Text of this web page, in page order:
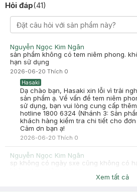
2025-08-12
Mình pass chai nguyên seal do săn
không chín không tám chín năm bảy
Hasaki xin chào! Hasaki cảm ơn
thời gian đánh giá. Sự hài lòng của
lớn để Hasaki ngày càng phát triển
dịch vụ. Cảm ơn bạn đã tin tưởng và
Hỏi đáp(41)
Nguyễn Ngọc Kim Ngân
sản phẩm không có tem niêm phong.
hạn sử dụng
2026-06-20 Thích 0
Hasaki
Dạ chào bạn, Hasaki xin lỗi vì trải
sản phẩm ạ. Về vấn đề tem niêm
sử dụng, bạn vui lòng cung cấp
hotline 1800 6324 (Nhánh 3: Sản
khách hàng kiểm tra chi tiết cho
Cảm ơn bạn ạ!
2026-06-20 Thích 0
Nguyễn Ngọc Kim Ngân
sp không có ngày sxe cũng không có
Xem tất cả